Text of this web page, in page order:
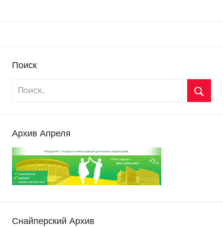
Поиск
Архив Апреля
Снайперский Архив